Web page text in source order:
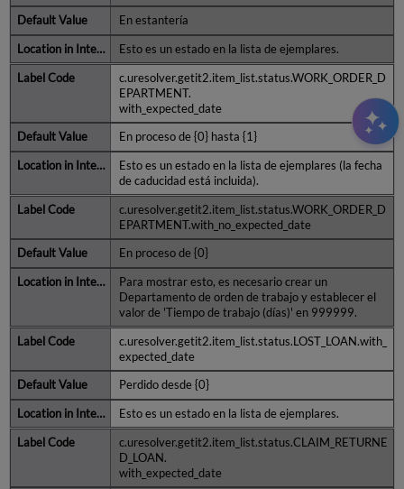
En estantería
Esto es un estado en la lista de ejemplares.
c.uresolver.getit2.item_list.status.WORK_ORDER_D
EPARTMENT.
with_expected_date
En proceso de {0} hasta {1}
Esto es un estado en la lista de ejemplares (la fecha
de caducidad está incluida).
c.uresolver.getit2.item_list.status.WORK_ORDER_D
EPARTMENT.with_no_expected_date
En proceso de {0}
Para mostrar esto, es necesario crear un
Departamento de orden de trabajo y establecer el
valor de 'Tiempo de trabajo (días)' en 999999.
c.uresolver.getit2.item_list.status.LOST_LOAN.with_
expected_date
Perdido desde {0}
Esto es un estado en la lista de ejemplares.
c.uresolver.getit2.item_list.status.CLAIM_RETURNE
D_LOAN.
with_expected_date